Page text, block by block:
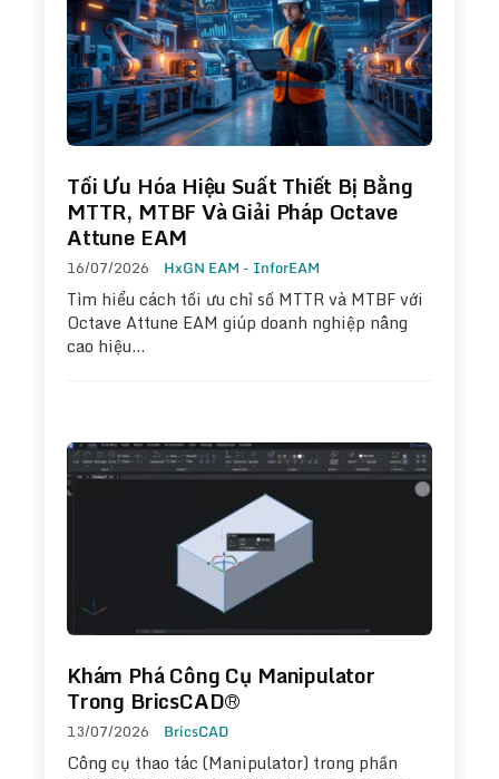
Tối Ưu Hóa Hiệu Suất Thiết Bị Bằng
MTTR, MTBF Và Giải Pháp Octave
Attune EAM
16/07/2026 HxGN EAM - InforEAM
Tìm hiểu cách tối ưu chỉ số MTTR và MTBF với
Octave Attune EAM giúp doanh nghiệp nâng
cao hiệu…
Khám Phá Công Cụ Manipulator
Trong BricsCAD®
13/07/2026 BricsCAD
Công cụ thao tác (Manipulator) trong phần